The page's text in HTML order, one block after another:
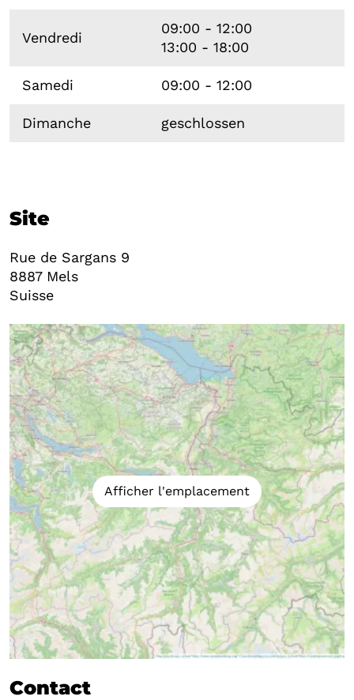
Vendredi
09:00 - 12:00
13:00 - 18:00
Samedi 09:00 - 12:00
Dimanche geschlossen
Site
Rue de Sargans 9
8887 Mels
Suisse
Afficher l'emplacement
Contact